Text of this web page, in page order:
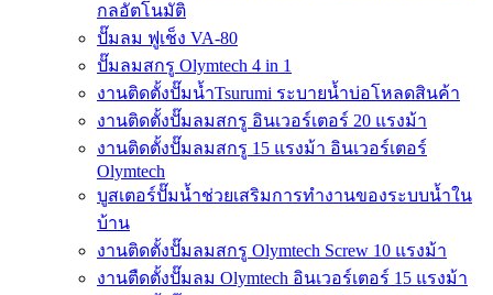
กลอัตโนมัติ
ปั๊มลม ฟูเช็ง VA-80
ปั๊มลมสกรู Olymtech 4 in 1
งานติดตั้งปั๊มน้ำTsurumi ระบายน้ำบ่อโหลดสินค้า
งานติดตั้งปั๊มลมสกรู อินเวอร์เตอร์ 20 แรงม้า
งานติดตั้งปั๊มลมสกรู 15 แรงม้า อินเวอร์เตอร์
Olymtech
บูสเตอร์ปั๊มน้ำช่วยเสริมการทำงานของระบบน้ำใน
บ้าน
งานติดตั้งปั๊มลมสกรู Olymtech Screw 10 แรงม้า
งานตืดตั้งปั๊มลม Olymtech อินเวอร์เตอร์ 15 แรงม้า